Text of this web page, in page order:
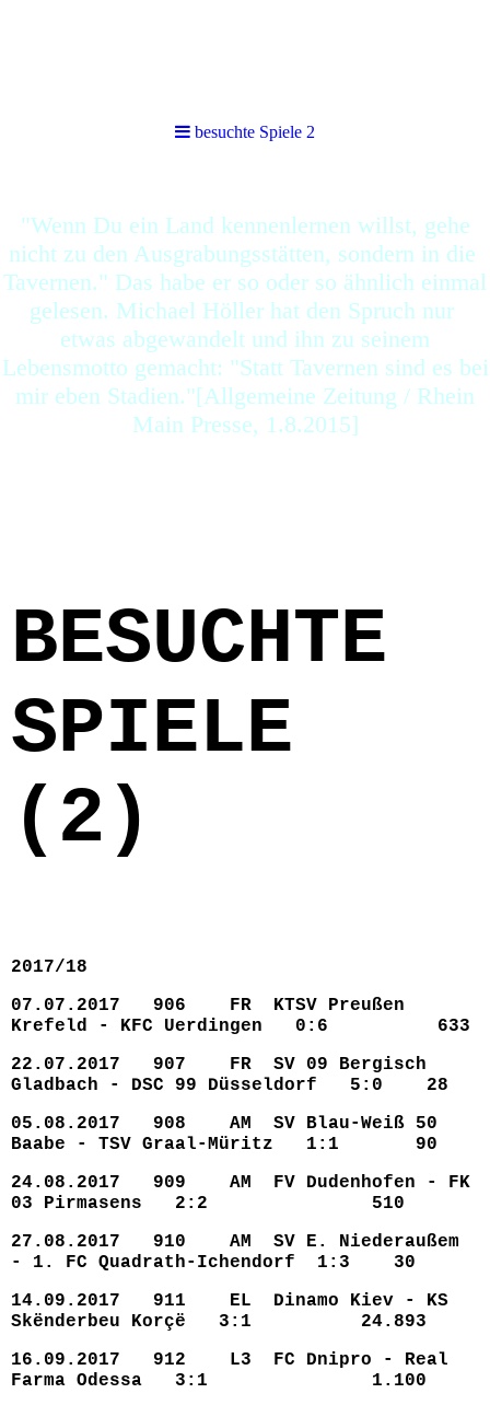
besuchte Spiele 2
"Wenn Du ein Land kennenlernen willst, gehe
nicht zu den Ausgrabungsstätten, sondern in die
Tavernen." Das habe er so oder so ähnlich einmal
gelesen. Michael Höller hat den Spruch nur
etwas abgewandelt und ihn zu seinem
Lebensmotto gemacht: "Statt Tavernen sind es bei
mir eben Stadien."[Allgemeine Zeitung / Rhein
Main Presse, 1.8.2015]
BESUCHTE
SPIELE
(2)
2017/18
07.07.2017 906 FR KTSV Preußen
Krefeld - KFC Uerdingen 0:6 633
22.07.2017 907 FR SV 09 Bergisch
Gladbach - DSC 99 Düsseldorf 5:0 28
05.08.2017 908 AM SV Blau-Weiß 50
Baabe - TSV Graal-Müritz 1:1 90
24.08.2017 909 AM FV Dudenhofen - FK
03 Pirmasens 2:2 510
27.08.2017 910 AM SV E. Niederaußem
- 1. FC Quadrath-Ichendorf 1:3 30
14.09.2017 911 EL Dinamo Kiev - KS
Skënderbeu Korçë 3:1 24.893
16.09.2017 912 L3 FC Dnipro - Real
Farma Odessa 3:1 1.100
besuchte Spiele 2